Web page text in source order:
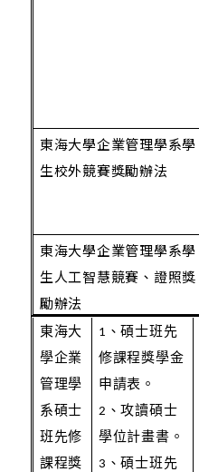
東海大學企業管理學系學
生校外競賽獎勵辦法
東海大學企業管理學系學
生人工智慧競賽、證照獎
勵辦法
東海大
學企業
管理學
系碩士
班先修
課程獎
1、碩士班先
修課程獎學金
申請表。
2、攻讀碩士
學位計畫書。
3、碩士班先